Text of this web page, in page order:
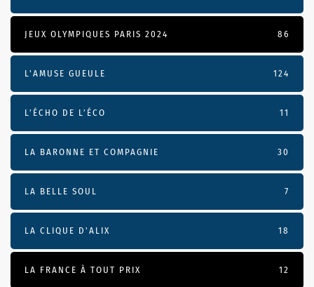
JEUX OLYMPIQUES PARIS 2024 86
L'AMUSE GUEULE 124
L’ÉCHO DE L’ÉCO 11
LA BARONNE ET COMPAGNIE 30
LA BELLE SOUL 7
LA CLIQUE D'ALIX 18
LA FRANCE À TOUT PRIX 12